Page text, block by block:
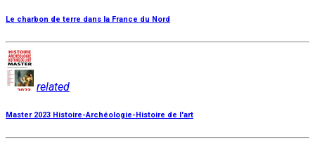
Le charbon de terre dans la France du Nord
related
Master 2023 Histoire-Archéologie-Histoire de l'art